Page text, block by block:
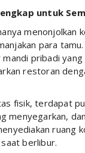
untuk
menonjolkan
para
pribadi
restoran
fisik, terdapat
menyegarkan,
ruang
berlibur.